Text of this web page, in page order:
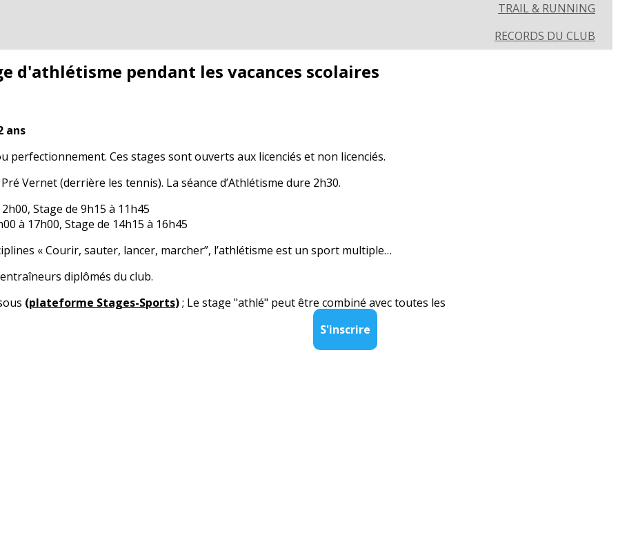
TRAIL & RUNNING
RECORDS DU CLUB
pendant les vacances scolaires
ans
perfectionnement. Ces stages sont ouverts aux licenciés et non licenciés.
Vernet (derrière les tennis). La séance d’Athlétisme dure 2h30.
Stage de 9h15 à 11h45
à 17h00, Stage de 14h15 à 16h45
« Courir, sauter, lancer, marcher”, l’athlétisme est un sport multiple…
diplômés du club.
(plateforme Stages-Sports); Le stage "athlé" peut être combiné avec toutes les
S'inscrire